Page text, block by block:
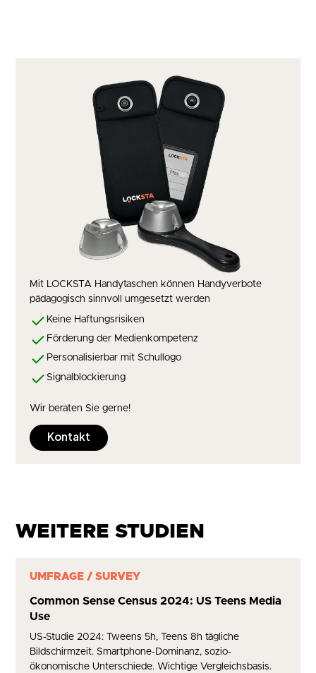
Mit LOCKSTA Handytaschen können Handyverbote
pädagogisch sinnvoll umgesetzt werden
Keine Haftungsrisiken
Förderung der Medienkompetenz
Personalisierbar mit Schullogo
Signalblockierung
Wir beraten Sie gerne!
Kontakt
WEITERE STUDIEN
UMFRAGE / SURVEY
Common Sense Census 2024: US Teens Media
Use
US-Studie 2024: Tweens 5h, Teens 8h tägliche
Bildschirmzeit. Smartphone-Dominanz, sozio-
ökonomische Unterschiede. Wichtige Vergleichsbasis.